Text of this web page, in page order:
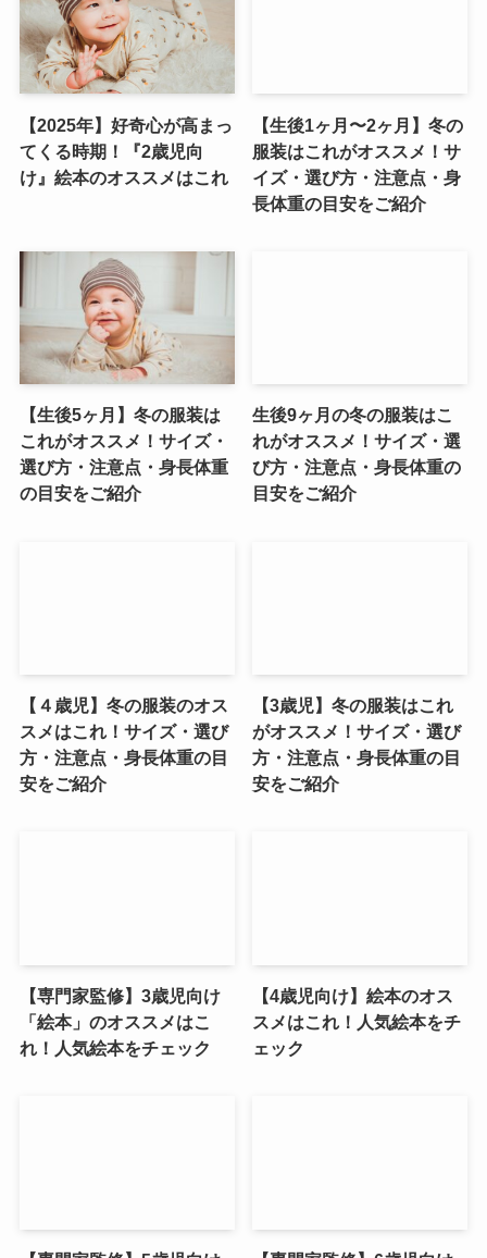
【2025年】好奇心が高まっ
てくる時期！『2歳児向
け』絵本のオススメはこれ
【生後1ヶ月〜2ヶ月】冬の
服装はこれがオススメ！サ
イズ・選び方・注意点・身
長体重の目安をご紹介
【生後5ヶ月】冬の服装は
これがオススメ！サイズ・
選び方・注意点・身長体重
の目安をご紹介
生後9ヶ月の冬の服装はこ
れがオススメ！サイズ・選
び方・注意点・身長体重の
目安をご紹介
【４歳児】冬の服装のオス
スメはこれ！サイズ・選び
方・注意点・身長体重の目
安をご紹介
【3歳児】冬の服装はこれ
がオススメ！サイズ・選び
方・注意点・身長体重の目
安をご紹介
【専門家監修】3歳児向け
「絵本」のオススメはこ
れ！人気絵本をチェック
【4歳児向け】絵本のオス
スメはこれ！人気絵本をチ
ェック